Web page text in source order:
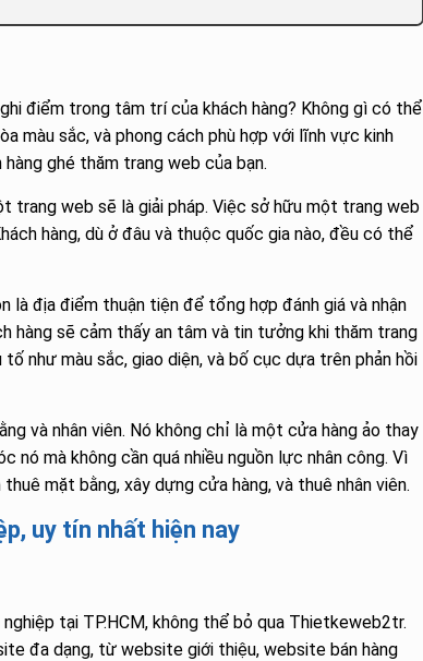
điểm trong tâm trí của khách hàng? Không gì có thể
màu sắc, và phong cách phù hợp với lĩnh vực kinh
ghé thăm trang web của bạn.
trang web sẽ là giải pháp. Việc sở hữu một trang web
hàng, dù ở đâu và thuộc quốc gia nào, đều có thể
địa điểm thuận tiện để tổng hợp đánh giá và nhận
hàng sẽ cảm thấy an tâm và tin tưởng khi thăm trang
như màu sắc, giao diện, và bố cục dựa trên phản hồi
và nhân viên. Nó không chỉ là một cửa hàng ảo thay
nó mà không cần quá nhiều nguồn lực nhân công. Vì
mặt bằng, xây dựng cửa hàng, và thuê nhân viên.
uy tín nhất hiện nay
tại TP.HCM, không thể bỏ qua Thietkeweb2tr.
đa dạng, từ website giới thiệu, website bán hàng